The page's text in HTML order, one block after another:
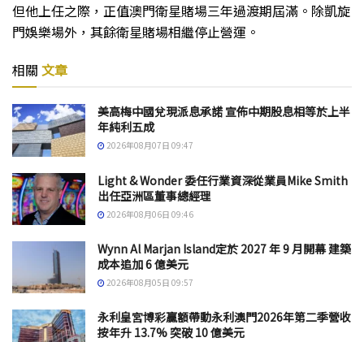
但他上任之際，正值澳門衛星賭場三年過渡期屆滿。除凱旋
門娛樂場外，其餘衛星賭場相繼停止營運。
相關 文章
美高梅中國兌現派息承諾 宣佈中期股息相等於上半
年純利五成
2026年08月07日 09:47
Light & Wonder 委任行業資深從業員Mike Smith
出任亞洲區董事總經理
2026年08月06日 09:46
Wynn Al Marjan Island定於 2027 年 9 月開幕 建築
成本追加 6 億美元
2026年08月05日 09:57
永利皇宮博彩贏額帶動永利澳門2026年第二季營收
按年升 13.7% 突破 10 億美元